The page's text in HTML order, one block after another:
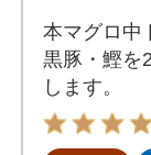
本マグロ中
黒豚・鰹を
します。